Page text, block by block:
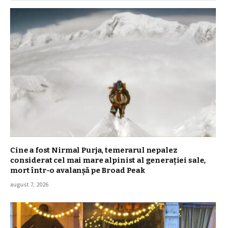
Cine a fost Nirmal Purja, temerarul nepalez
considerat cel mai mare alpinist al generației sale,
mort într-o avalanșă pe Broad Peak
august 7, 2026